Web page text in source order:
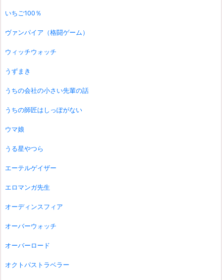
いちご100％
ヴァンパイア（格闘ゲーム）
ウィッチウォッチ
うずまき
うちの会社の小さい先輩の話
うちの師匠はしっぽがない
ウマ娘
うる星やつら
エーテルゲイザー
エロマンガ先生
オーディンスフィア
オーバーウォッチ
オーバーロード
オクトパストラベラー